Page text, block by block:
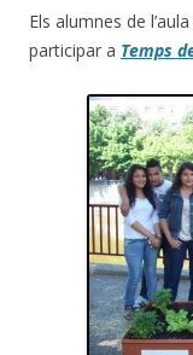
Els alumnes de l’aula
participar a Temps